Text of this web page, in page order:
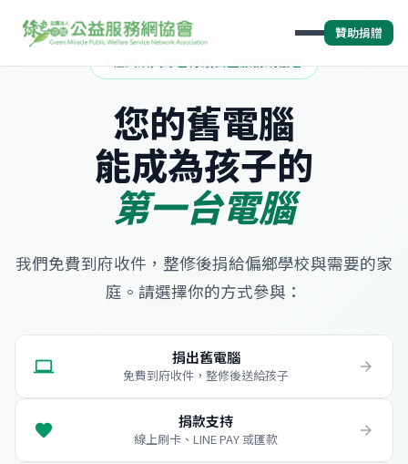
贊助捐贈
社團法人綠色奇蹟公益服務網協會
您的舊電腦
能成為孩子的
第一台電腦
我們免費到府收件，整修後捐給偏鄉學校與需要的家
庭。請選擇你的方式參與：
computer 捐出舊電腦
免費到府收件，整修後送給孩子 arrow_forward
favorite 捐款支持
線上刷卡、LINE PAY 或匯款 arrow_forward